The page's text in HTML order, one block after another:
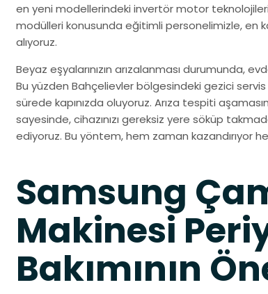
en yeni modellerindeki invertör motor
modülleri konusunda eğitimli personelimizle, en
alıyoruz.
Beyaz eşyalarınızın arızalanması durumunda,
Bu yüzden Bahçelievler bölgesindeki gezici servis
sürede kapınızda oluyoruz. Arıza tespiti
sayesinde, cihazınızı gereksiz yere söküp
ediyoruz. Bu yöntem, hem zaman kazandırıyor
Samsung
Makinesi
Bakımının